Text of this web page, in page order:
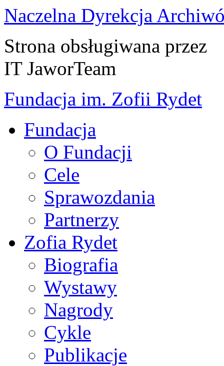
Naczelna Dyrekcja
Strona obsługiwana przez
IT JaworTeam
Fundacja im. Zofii Rydet
Fundacja
O Fundacji
Cele
Sprawozdania
Partnerzy
Zofia Rydet
Biografia
Wystawy
Nagrody
Cykle
Publikacje